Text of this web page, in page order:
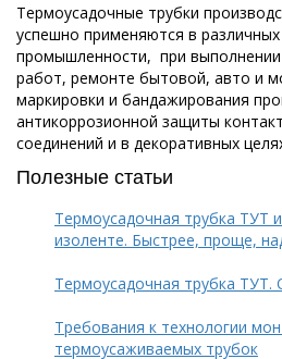
Термоусадочные трубки
успешно применяются в
промышленности, при
работ, ремонте бытовой, авто и
маркировки и бандажирования
антикоррозионной защиты
соединений и в декоративных
Полезные статьи
Термоусадочная трубка ТУТ
изоленте. Быстрее, проще,
Термоусадочная трубка ТУТ.
Требования к технологии
термоусаживаемых трубок